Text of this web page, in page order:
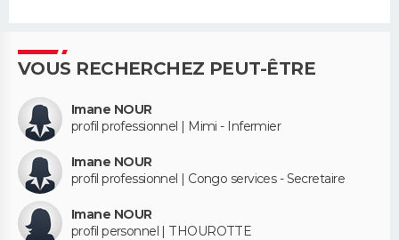
VOUS RECHERCHEZ PEUT-ÊTRE
Imane NOUR
profil professionnel | Mimi - Infermier
Imane NOUR
profil professionnel | Congo services - Secretaire
Imane NOUR
profil personnel | THOUROTTE